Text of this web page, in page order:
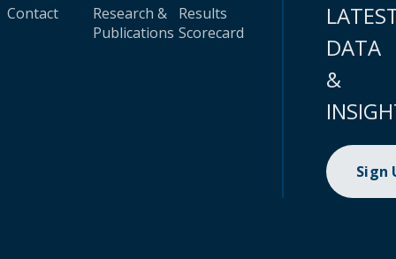
Contact
Research &
Publications
Results
Scorecard
DATA
&
Sign